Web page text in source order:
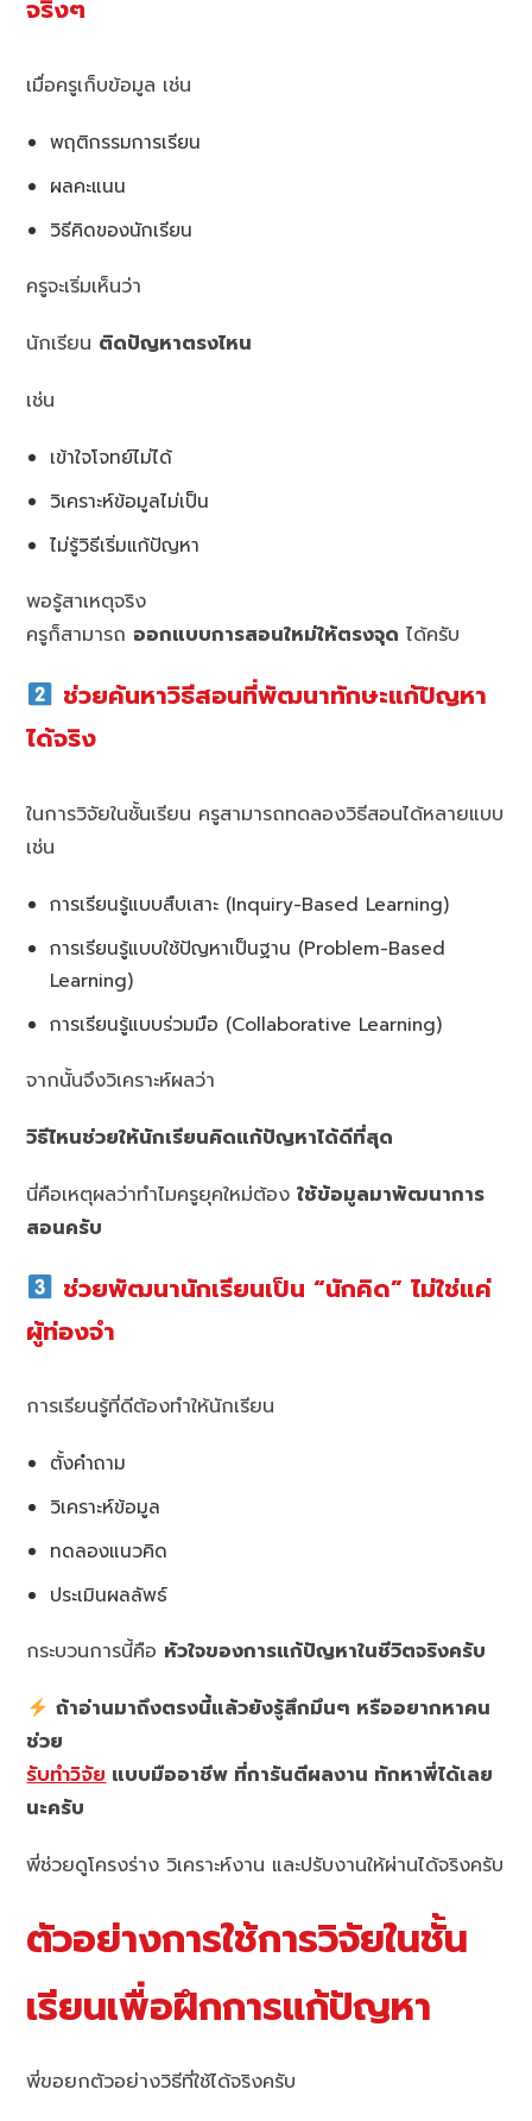
จริงๆ
เมื่อครูเก็บข้อมูล เช่น
พฤติกรรมการเรียน
ผลคะแนน
วิธีคิดของนักเรียน
ครูจะเริ่มเห็นว่า
นักเรียน ติดปัญหาตรงไหน
เช่น
เข้าใจโจทย์ไม่ได้
วิเคราะห์ข้อมูลไม่เป็น
ไม่รู้วิธีเริ่มแก้ปัญหา
พอรู้สาเหตุจริง
ครูก็สามารถ ออกแบบการสอนใหม่ให้ตรงจุด ได้ครับ
ช่วยค้นหาวิธีสอนที่พัฒนาทักษะแก้ปัญหา
ได้จริง
ในการวิจัยในชั้นเรียน ครูสามารถทดลองวิธีสอนได้หลายแบบ
เช่น
การเรียนรู้แบบสืบเสาะ (Inquiry-Based Learning)
การเรียนรู้แบบใช้ปัญหาเป็นฐาน (Problem-Based
Learning)
การเรียนรู้แบบร่วมมือ (Collaborative Learning)
จากนั้นจึงวิเคราะห์ผลว่า
วิธีไหนช่วยให้นักเรียนคิดแก้ปัญหาได้ดีที่สุด
นี่คือเหตุผลว่าทำไมครูยุคใหม่ต้องใช้ข้อมูลมาพัฒนาการ
สอนครับ
ช่วยพัฒนานักเรียนเป็น “นักคิด” ไม่ใช่แค่
ผู้ท่องจำ
การเรียนรู้ที่ดีต้องทำให้นักเรียน
ตั้งคำถาม
วิเคราะห์ข้อมูล
ทดลองแนวคิด
ประเมินผลลัพธ์
กระบวนการนี้คือ หัวใจของการแก้ปัญหาในชีวิตจริงครับ
ถ้าอ่านมาถึงตรงนี้แล้วยังรู้สึกมึนๆ หรืออยากหาคน
ช่วย
รับทำวิจัยแบบมืออาชีพ ที่การันตีผลงาน ทักหาพี่ได้เลย
นะครับ
พี่ช่วยดูโครงร่าง วิเคราะห์งาน และปรับงานให้ผ่านได้จริงครับ
ตัวอย่างการใช้การวิจัยในชั้น
เรียนเพื่อฝึกการแก้ปัญหา
พี่ขอยกตัวอย่างวิธีที่ใช้ได้จริงครับ